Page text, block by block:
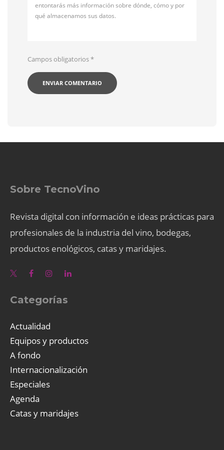
entontarás más información sobre dónde, cómo y por
qué almacenamos sus datos.
Campos obligatorios*
Sobre TecnoVino
Revista digital con información e ideas prácticas para
profesionales de la industria del vino, bodegas,
productos enológicos, catas y maridajes.
Categorías
Actualidad
Equipos y productos
A fondo
Internacionalización
Especiales
Agenda
Catas y maridajes